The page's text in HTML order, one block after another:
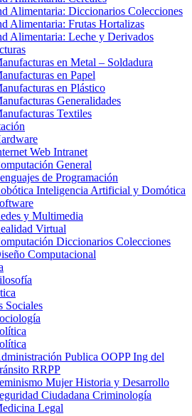
Alimentaria: Diccionarios Colecciones
Alimentaria: Frutas Hortalizas
Alimentaria: Leche y Derivados
en Metal – Soldadura
en Papel
en Plástico
Generalidades
Textiles
Web Intranet
General
de Programación
Inteligencia Artificial y Domótica
y Multimedia
Virtual
Diccionarios Colecciones
Computacional
Sociales
Publica OOPP Ing del
RRPP
Mujer Historia y Desarrollo
Ciudadana Criminología
Legal